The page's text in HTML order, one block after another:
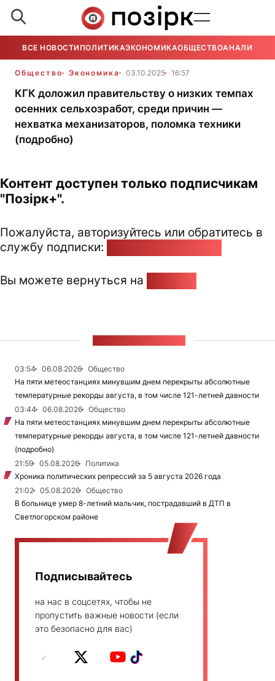
ВСЕ НОВОСТИ ПОЛИТИКАЭКОНОМИКАОБЩЕСТВОАНАЛИТИКА
Общество Экономика 03.10.2025 16:57
КГК доложил правительству о низких темпах
осенних сельхозработ, среди причин —
нехватка механизаторов, поломка техники
(подробно)
Контент доступен только подписчикам
"Позірк+".
Пожалуйста, авторизуйтесь или обратитесь в
службу подписки:
Вы можете вернуться на
03:54 06.08.2026
Общество
На пяти метеостанциях минувшим днем перекрыты абсолютные
температурные рекорды августа, в том числе 121-летней давности
03:44
06.08.2026
Общество
На пяти метеостанциях минувшим днем перекрыты абсолютные
температурные рекорды августа, в том числе 121-летней давности
(подробно)
21:59
05.08.2026
Политика
Хроника политических репрессий за 5 августа 2026 года
21:02
05.08.2026
Общество
В больнице умер 8-летний мальчик, пострадавший в ДТП в
Светлогорском районе
Подписывайтесь
на нас в соцсетях, чтобы не
пропустить важные новости (если
это безопасно для вас)